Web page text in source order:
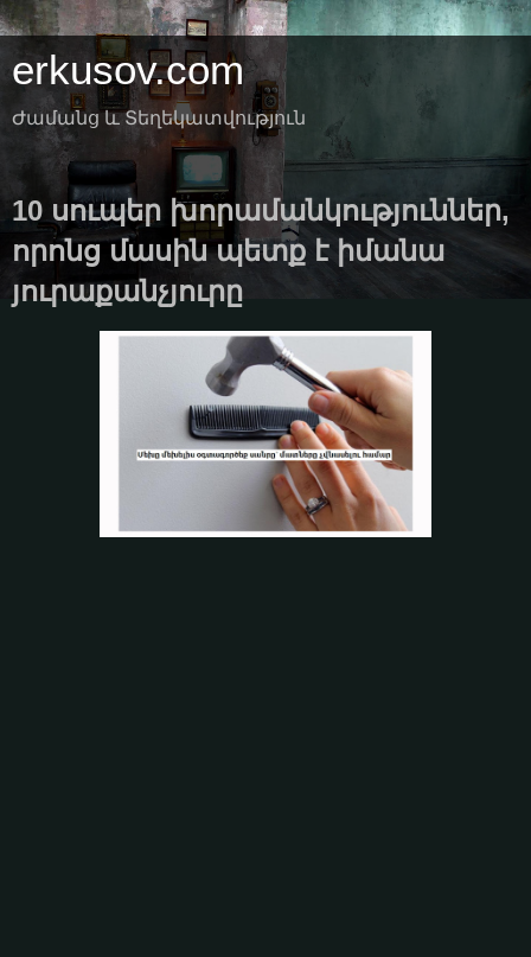
erkusov.com
Ժամանց և Տեղեկատվություն
10 սուպեր խորամանկություններ,
որոնց մասին պետք է իմանա
յուրաքանչյուրը